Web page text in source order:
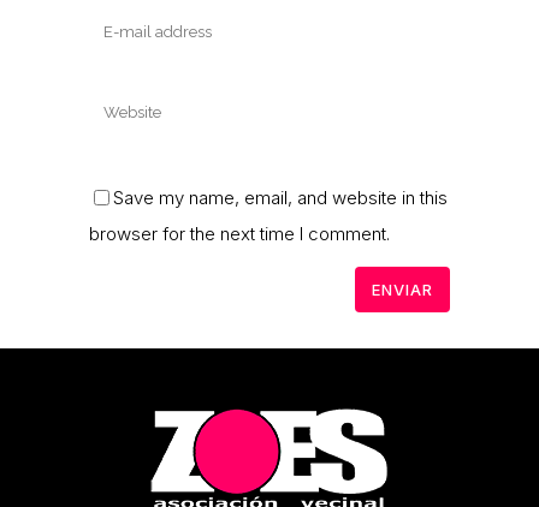
Save my name, email, and website in this
browser for the next time I comment.